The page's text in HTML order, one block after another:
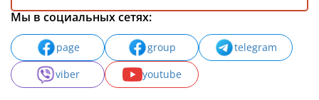
Мы в социальных сетях:
page group
telegram
viber
youtube